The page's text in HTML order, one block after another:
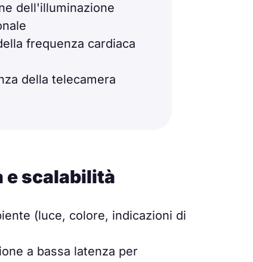
dell'illuminazione
frequenza cardiaca
della telecamera
e scalabilità
(luce, colore, indicazioni di
a bassa latenza per